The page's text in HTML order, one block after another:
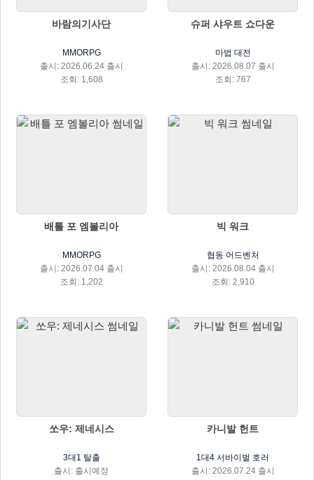
바람의기사단
MMORPG
출시: 2026.06.24 출시
조회: 1,608
슈퍼 샤우트 쇼다운
마법 대전
출시: 2026.08.07 출시
조회: 767
배틀 포 엠볼리아
MMORPG
출시: 2026.07.04 출시
조회: 1,202
빅 워크
협동 어드벤처
출시: 2026.08.04 출시
조회: 2,910
쏘우: 제네시스
3대1 탈출
출시: 출시예정
카니발 헌트
1대4 서바이벌 호러
출시: 2026.07.24 출시